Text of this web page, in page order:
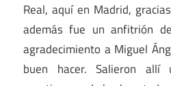
Real, aquí en Madrid,
además fue un anfitrión
agradecimiento a Miguel
buen hacer. Salieron